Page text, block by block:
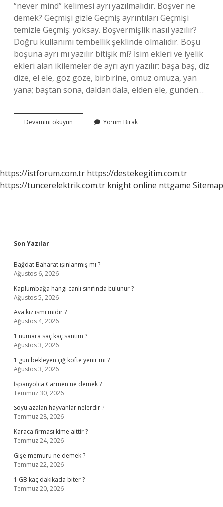
“never mind” kelimesi ayrı yazılmalıdır. Boşver ne
demek? Geçmişi gizle Geçmiş ayrıntıları Geçmişi
temizle Geçmiş: yoksay. Boşvermişlik nasıl yazılır?
Doğru kullanımı tembellik şeklinde olmalıdır. Boşu
boşuna ayrı mı yazılır bitişik mi? İsim ekleri ve iyelik
ekleri alan ikilemeler de ayrı ayrı yazılır: başa baş, diz
dize, el ele, göz göze, birbirine, omuz omuza, yan
yana; baştan sona, daldan dala, elden ele, günden…
Devamını okuyun
Ver
Yorum Bırak
https://istforum.com.tr https://destekegitim.com.tr
https://tuncerelektrik.com.tr knight online nttgame Sitemap
Sidebar
Son Yazılar
Bağdat Baharat ışınlanmış mı ?
Ağustos 6, 2026
Kaplumbağa hangi canlı sınıfında bulunur ?
Ağustos 5, 2026
Ava kız ismi midir ?
Ağustos 4, 2026
1 numara saç kaç santim ?
Ağustos 3, 2026
1 gün bekleyen çiğ köfte yenir mi ?
Ağustos 3, 2026
İspanyolca Carmen ne demek ?
Temmuz 30, 2026
Soyu azalan hayvanlar nelerdir ?
Temmuz 28, 2026
Karaca firması kime aittir ?
Temmuz 24, 2026
Gişe memuru ne demek ?
Temmuz 22, 2026
1 GB kaç dakikada biter ?
Temmuz 20, 2026